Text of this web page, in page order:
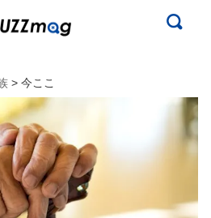
> 今ここ